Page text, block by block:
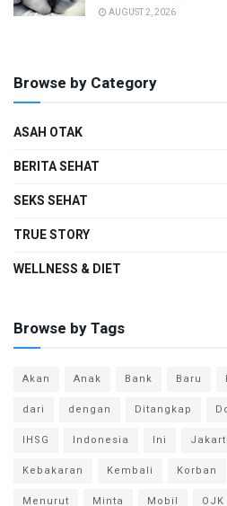
AUGUST 2, 2026
Browse by Category
ASAH OTAK
BERITA SEHAT
SEKS SEHAT
TRUE STORY
WELLNESS & DIET
Browse by Tags
Akan Anak Bank Baru
dari
dengan Ditangkap
IHSG
Indonesia Ini
Kebakaran
Kembali Korban
Menurut
Minta Mobil OJK